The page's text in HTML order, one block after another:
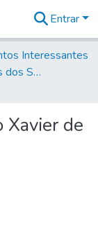
Entrar
Interessantes
Volume 88 - Ofícios dos Senhores Governadores Interinos da Capitania de São Paulo (1817- 1819)
Xavier de